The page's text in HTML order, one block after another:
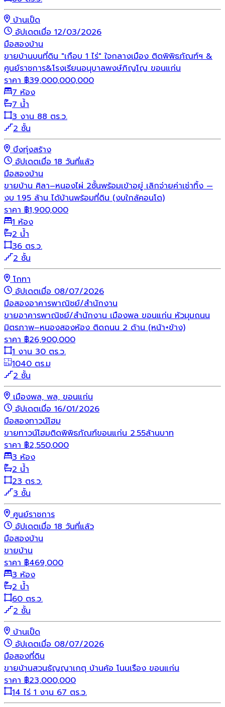
บ้านเป็ด
อัปเดตเมื่อ 12/03/2026
มือสองบ้าน
ขายบ้านบนที่ดิน "เกือบ 1 ไร่" ใจกลางเมือง ติดพิพิธภัณฑ์ฯ &
ศูนย์ราชการ&โรงเรียนอนุบาลพงษ์ภิญโญ ขอนแก่น
ราคา ฿39,000,000,000
7 ห้อง
7 น้ำ
3 งาน 88 ตร.ว.
2 ชั้น
บึงทุ่งสร้าง
อัปเดตเมื่อ 18 วันที่แล้ว
มือสองบ้าน
ขายบ้าน ศิลา–หนองไผ่ 2ชั้นพร้อมเข้าอยู่ เลิกจ่ายค่าเช่าทิ้ง —
งบ 1.95 ล้าน ได้บ้านพร้อมที่ดิน (งบใกล้คอนโด)
ราคา ฿1,900,000
1 ห้อง
2 น้ำ
36 ตร.ว.
2 ชั้น
โกทา
อัปเดตเมื่อ 08/07/2026
มือสองอาคารพาณิชย์/สำนักงาน
ขายอาคารพาณิชย์/สำนักงาน เมืองพล ขอนแก่น หัวมุมถนน
มิตรภาพ–หนองสองห้อง ติดถนน 2 ด้าน (หน้า+ข้าง)
ราคา ฿26,900,000
1 งาน 30 ตร.ว.
1040 ตร.ม
2 ชั้น
เมืองพล, พล, ขอนแก่น
อัปเดตเมื่อ 16/01/2026
มือสองทาวน์โฮม
ขายทาวน์โฮมติดพิพิธภัณฑ์ขอนแก่น 2.55ล้านบาท
ราคา ฿2,550,000
3 ห้อง
2 น้ำ
23 ตร.ว.
3 ชั้น
ศูนย์ราชการ
อัปเดตเมื่อ 18 วันที่แล้ว
มือสองบ้าน
ขายบ้าน
ราคา ฿469,000
3 ห้อง
2 น้ำ
60 ตร.ว.
2 ชั้น
บ้านเป็ด
อัปเดตเมื่อ 08/07/2026
มือสองที่ดิน
ขายบ้านสวนธัญญาเกตุ บ้านค้อ โนนเรือง ขอนแก่น
ราคา ฿23,000,000
14 ไร่ 1 งาน 67 ตร.ว.